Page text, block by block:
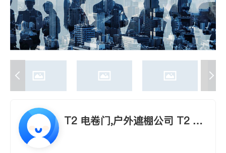
T2 电卷门,户外遮棚公司 T2 Co